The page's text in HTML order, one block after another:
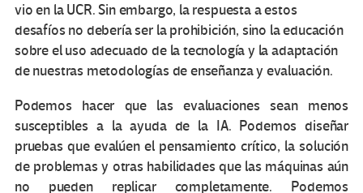
vio en la UCR. Sin embargo, la respuesta a estos
desafíos no debería ser la prohibición, sino la educación
sobre el uso adecuado de la tecnología y la adaptación
de nuestras metodologías de enseñanza y evaluación.
Podemos hacer que las evaluaciones sean menos
susceptibles a la ayuda de la IA. Podemos diseñar
pruebas que evalúen el pensamiento crítico, la solución
de problemas y otras habilidades que las máquinas aún
no pueden replicar completamente. Podemos